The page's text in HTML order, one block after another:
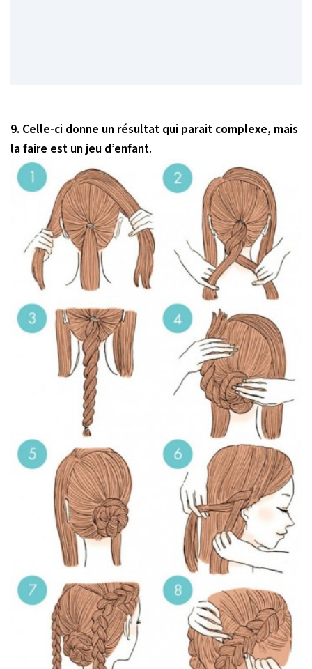
9. Celle-ci donne un résultat qui parait complexe, mais
la faire est un jeu d’enfant.